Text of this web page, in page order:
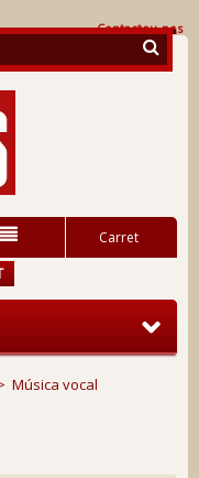
Contacteu-nos
Carret
Música vocal